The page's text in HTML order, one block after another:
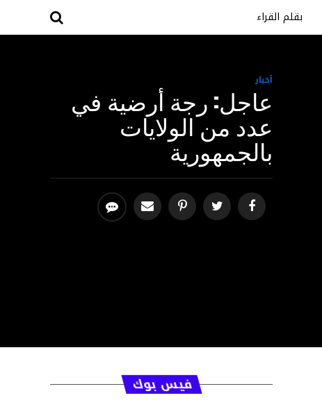
بقلم القراء
أخبار
عاجل: رجة أرضية في
عدد من الولايات
بالجمهورية
فيس بوك